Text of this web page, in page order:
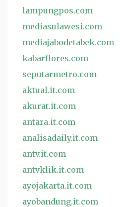
lampungpos.com
mediasulawesi.com
mediajabodetabek.com
kabarflores.com
seputarmetro.com
aktual.it.com
akurat.it.com
antara.it.com
analisadaily.it.com
antv.it.com
antvklik.it.com
ayojakarta.it.com
ayobandung.it.com